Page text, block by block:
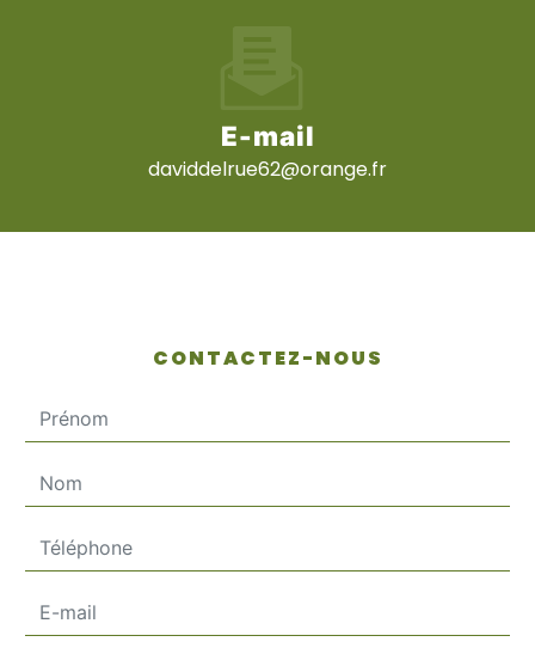
E-mail
daviddelrue62@orange.fr
CONTACTEZ-NOUS